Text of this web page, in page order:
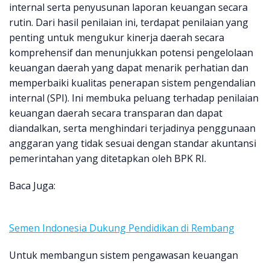
internal serta penyusunan laporan keuangan secara
rutin. Dari hasil penilaian ini, terdapat penilaian yang
penting untuk mengukur kinerja daerah secara
komprehensif dan menunjukkan potensi pengelolaan
keuangan daerah yang dapat menarik perhatian dan
memperbaiki kualitas penerapan sistem pengendalian
internal (SPI). Ini membuka peluang terhadap penilaian
keuangan daerah secara transparan dan dapat
diandalkan, serta menghindari terjadinya penggunaan
anggaran yang tidak sesuai dengan standar akuntansi
pemerintahan yang ditetapkan oleh BPK RI.
Baca Juga:
Semen Indonesia Dukung Pendidikan di Rembang
Untuk membangun sistem pengawasan keuangan